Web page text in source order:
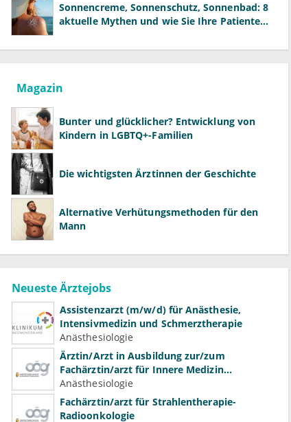
Sonnencreme, Sonnenschutz, Sonnenbad: 8
aktuelle Mythen und wie Sie Ihre Patienten
Magazin
Bunter und glücklicher? Entwicklung von
Kindern in LGBTQ+-Familien
Die wichtigsten Ärztinnen der Geschichte
Alternative Verhütungsmethoden für den
Mann
Neueste Ärztejobs
Assistenzarzt (m/w/d) für Anästhesie,
Intensivmedizin und Schmerztherapie
Anästhesiologie
Ärztin/Arzt in Ausbildung zur/zum
Fachärztin/arzt für Innere Medizin
(Kardiologie, Nephrologie, Intensivmedizin)
Anästhesiologie
Fachärztin/arzt für Strahlentherapie-
Radioonkologie